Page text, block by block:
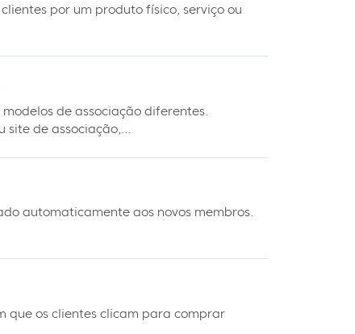
por um produto físico, serviço ou
de associação diferentes.
de associação,...
automaticamente aos novos membros.
que os clientes clicam para comprar